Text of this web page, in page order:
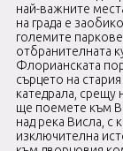
най-важните
на града е
големите
отбранителната
Флорианската
сърцето на
катедрала, срещу
ще поемете към
над река Висла,
изключителна